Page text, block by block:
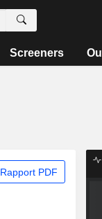
Screeners
Rapport PDF